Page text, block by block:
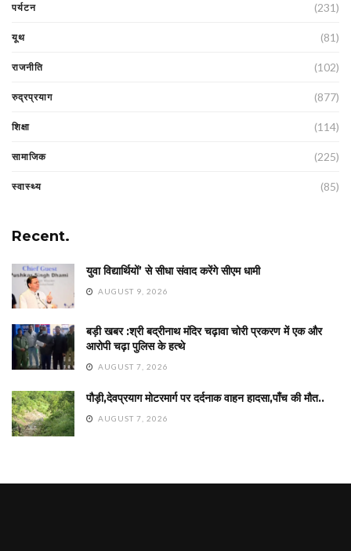
पर्यटन (231)
यूथ (81)
राजनीति (102)
रुद्रप्रयाग (877)
शिक्षा (114)
सामाजिक (225)
स्वास्थ्य (85)
Recent.
युवा विद्यार्थियों’ से सीधा संवाद करेंगे सीएम धामी
AUGUST 9, 2026
बड़ी खबर :श्री बद्रीनाथ मंदिर चढ़ावा चोरी प्रकरण में एक और
आरोपी चढ़ा पुलिस के हत्थे
AUGUST 7, 2026
पौड़ी,देवप्रयाग मोटरमार्ग पर दर्दनाक वाहन हादसा,पाँच की मौत..
AUGUST 7, 2026